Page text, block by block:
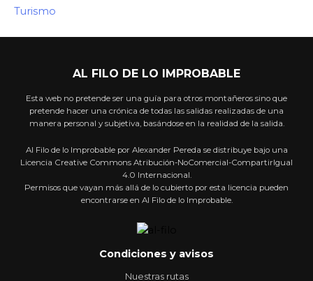
Turismo
AL FILO DE LO IMPROBABLE
Esta web no pretende ser una guía para otros montañeros sino que
pretende hacer una crónica de todas las salidas realizadas de una
manera personal y subjetiva, basándose en la realidad de la salida.
Al Filo de lo Improbable por Alexander Pereda se distribuye bajo una
Licencia Creative Commons Atribución-NoComercial-CompartirIgual
4.0 Internacional.
Permisos que vayan más allá de lo cubierto por esta licencia pueden
encontrarse en Al Filo de lo Improbable.
Condiciones y avisos
Nuestras rutas